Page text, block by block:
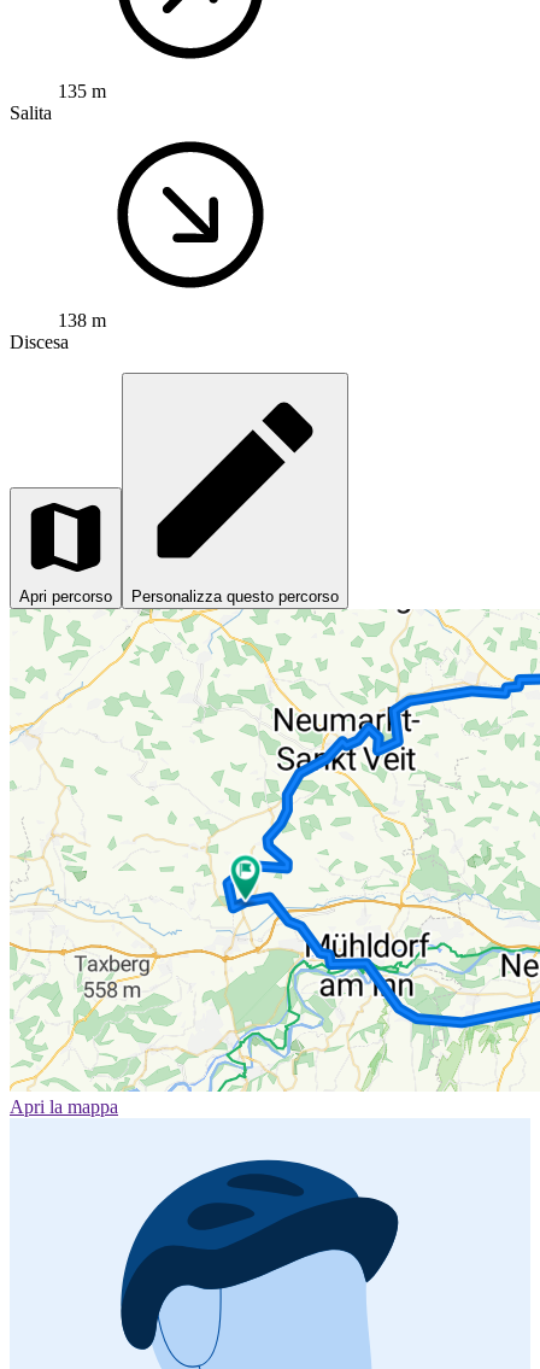
135 m
Salita
138 m
Discesa
Apri percorso Personalizza questo percorso
Apri la mappa